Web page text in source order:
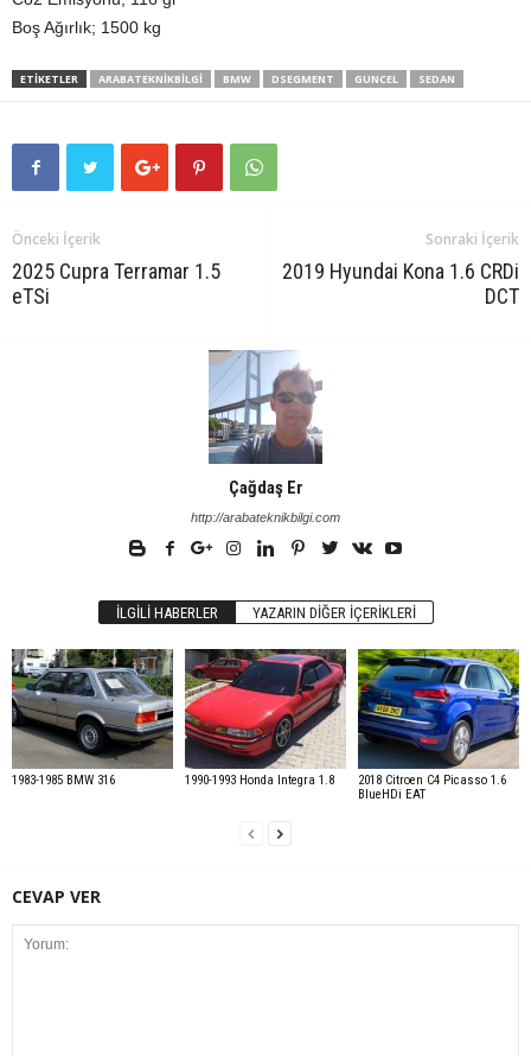
Boş Ağırlık; 1500 kg
ETIKETLER ARABATEKNIKBILGI BMW DSEGMENT GUNCEL SEDAN
Önceki İçerik
2025 Cupra Terramar 1.5
eTSi
Sonraki İçerik
2019 Hyundai Kona 1.6 CRDi
DCT
Çağdaş Er
http://arabateknikbilgi.com
İLGILI HABERLER YAZARIN DIĞER İÇERIKLERI
1983-1985 BMW 316 1990-1993 Honda Integra 1.8
2018 Citroen C4 Picasso 1.6
BlueHDi EAT
CEVAP VER